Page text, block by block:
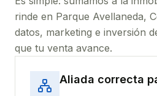
rinde en Parque Avellaneda,
datos, marketing e inversión
que tu venta avance.
Aliada correcta